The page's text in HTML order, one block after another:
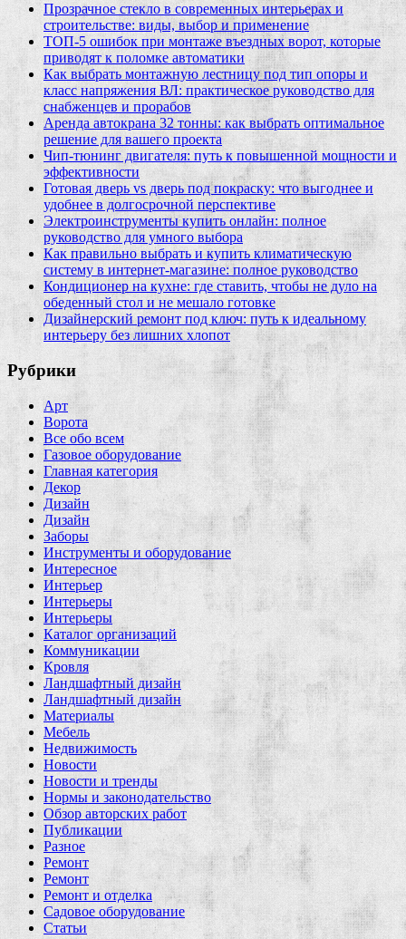
Прозрачное стекло в современных интерьерах и
строительстве: виды, выбор и применение
ТОП-5 ошибок при монтаже въездных ворот, которые
приводят к поломке автоматики
Как выбрать монтажную лестницу под тип опоры и
класс напряжения ВЛ: практическое руководство для
снабженцев и прорабов
Аренда автокрана 32 тонны: как выбрать оптимальное
решение для вашего проекта
Чип‑тюнинг двигателя: путь к повышенной мощности и
эффективности
Готовая дверь vs дверь под покраску: что выгоднее и
удобнее в долгосрочной перспективе
Электроинструменты купить онлайн: полное
руководство для умного выбора
Как правильно выбрать и купить климатическую
систему в интернет‑магазине: полное руководство
Кондиционер на кухне: где ставить, чтобы не дуло на
обеденный стол и не мешало готовке
Дизайнерский ремонт под ключ: путь к идеальному
интерьеру без лишних хлопот
Рубрики
Арт
Ворота
Все обо всем
Газовое оборудование
Главная категория
Декор
Дизайн
Дизайн
Заборы
Инструменты и оборудование
Интересное
Интерьер
Интерьеры
Интерьеры
Каталог организаций
Коммуникации
Кровля
Ландшафтный дизайн
Ландшафтный дизайн
Материалы
Мебель
Недвижимость
Новости
Новости и тренды
Нормы и законодательство
Обзор авторских работ
Публикации
Разное
Ремонт
Ремонт
Ремонт и отделка
Садовое оборудование
Статьи